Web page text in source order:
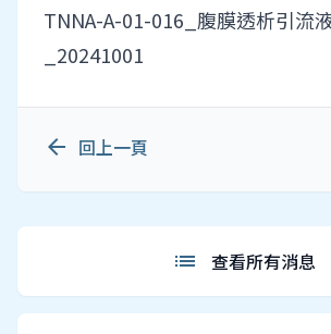
TNNA-A-01-016_腹膜透析引流
_20241001
arrow_back 回上一頁
list 查看所有消息